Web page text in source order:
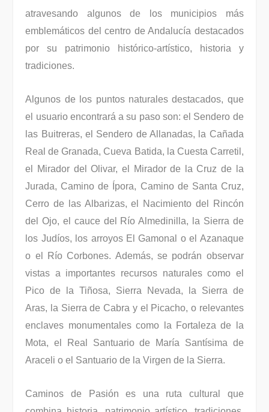
atravesando algunos de los municipios más
emblemáticos del centro de Andalucía destacados
por su patrimonio histórico-artístico, historia y
tradiciones.
Algunos de los puntos naturales destacados, que
el usuario encontrará a su paso son: el Sendero de
las Buitreras, el Sendero de Allanadas, la Cañada
Real de Granada, Cueva Batida, la Cuesta Carretil,
el Mirador del Olivar, el Mirador de la Cruz de la
Jurada, Camino de Ípora, Camino de Santa Cruz,
Cerro de las Albarizas, el Nacimiento del Rincón
del Ojo, el cauce del Río Almedinilla, la Sierra de
los Judíos, los arroyos El Gamonal o el Azanaque
o el Río Corbones. Además, se podrán observar
vistas a importantes recursos naturales como el
Pico de la Tiñosa, Sierra Nevada, la Sierra de
Aras, la Sierra de Cabra y el Picacho, o relevantes
enclaves monumentales como la Fortaleza de la
Mota, el Real Santuario de María Santísima de
Araceli o el Santuario de la Virgen de la Sierra.
Caminos de Pasión es una ruta cultural que